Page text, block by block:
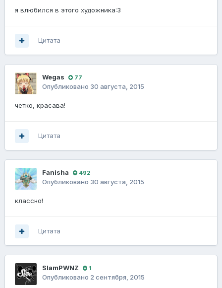
я влюбился в этого художника:3
Цитата
Wegas 77
Опубликовано 30 августа, 2015
четко, красава!
Цитата
Fanisha 492
Опубликовано 30 августа, 2015
классно!
Цитата
SlamPWNZ 1
Опубликовано 2 сентября, 2015